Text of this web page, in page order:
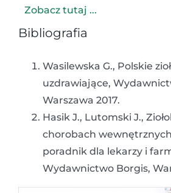
Zobacz tutaj ...
Bibliografia
Wasilewska G., Polskie
uzdrawiające,
Warszawa 2017.
Hasik J., Lutomski J.,
chorobach
poradnik dla lekarzy i
Wydawnictwo Borgis,